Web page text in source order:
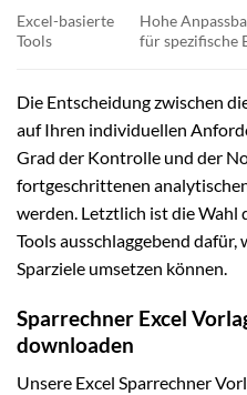
Excel-basierte
Tools
Hohe
für spezifische
Die Entscheidung zwischen
auf Ihren individuellen
Grad der Kontrolle und der
fortgeschrittenen
werden. Letztlich ist die Wahl
Tools ausschlaggebend dafür,
Sparziele umsetzen können.
Sparrechner Excel
downloaden
Unsere Excel Sparrechner